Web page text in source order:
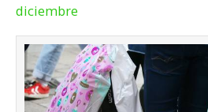
diciembre